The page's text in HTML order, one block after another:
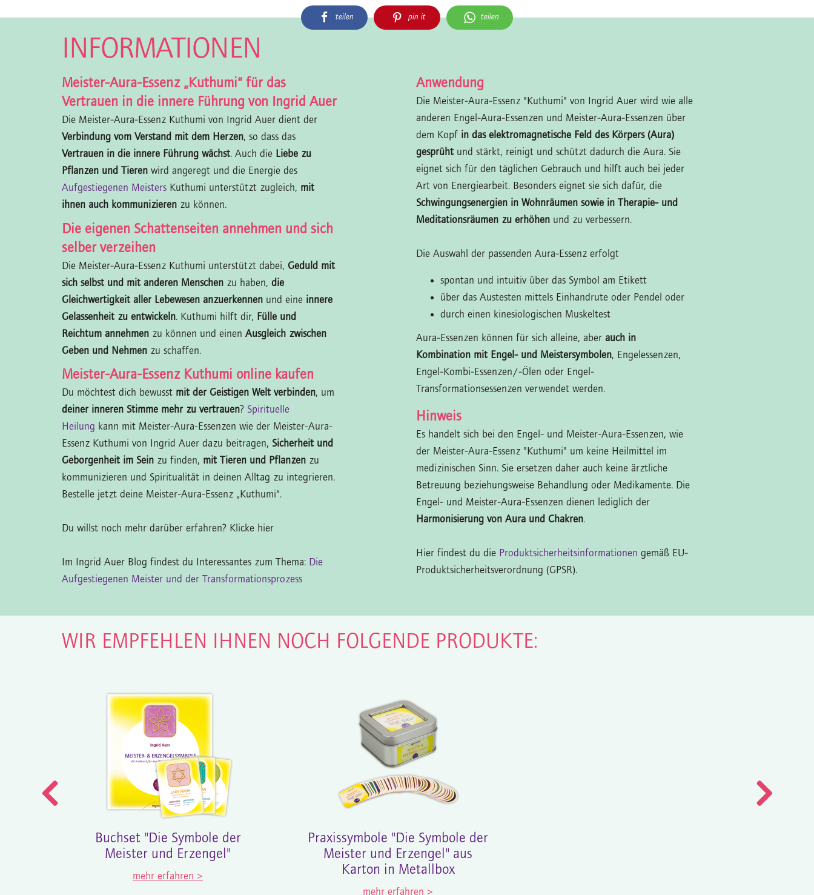
teilen pin it teilen
INFORMATIONEN
Meister-Aura-Essenz „Kuthumi“ für das
Vertrauen in die innere Führung von Ingrid Auer
Die Meister-Aura-Essenz Kuthumi von Ingrid Auer dient der
Verbindung vom Verstand mit dem Herzen, so dass das
Vertrauen in die innere Führung wächst. Auch die Liebe zu
Pflanzen und Tieren wird angeregt und die Energie des
Aufgestiegenen Meisters Kuthumi unterstützt zugleich, mit
ihnen auch kommunizieren zu können.
Die eigenen Schattenseiten annehmen und sich
selber verzeihen
Die Meister-Aura-Essenz Kuthumi unterstützt dabei, Geduld mit
sich selbst und mit anderen Menschen zu haben, die
Gleichwertigkeit aller Lebewesen anzuerkennen und eine innere
Gelassenheit zu entwickeln. Kuthumi hilft dir, Fülle und
Reichtum annehmen zu können und einen Ausgleich zwischen
Geben und Nehmen zu schaffen.
Meister-Aura-Essenz Kuthumi online kaufen
Du möchtest dich bewusst mit der Geistigen Welt verbinden, um
deiner inneren Stimme mehr zu vertrauen? Spirituelle
Heilung kann mit Meister-Aura-Essenzen wie der Meister-Aura-
Essenz Kuthumi von Ingrid Auer dazu beitragen, Sicherheit und
Geborgenheit im Sein zu finden, mit Tieren und Pflanzen zu
kommunizieren und Spiritualität in deinen Alltag zu integrieren.
Bestelle jetzt deine Meister-Aura-Essenz „Kuthumi“.
Du willst noch mehr darüber erfahren? Klicke hier
Im Ingrid Auer Blog findest du Interessantes zum Thema: Die
Aufgestiegenen Meister und der Transformationsprozess
Anwendung
Die Meister-Aura-Essenz "Kuthumi" von Ingrid Auer wird wie alle
anderen Engel-Aura-Essenzen und Meister-Aura-Essenzen über
dem Kopf in das elektromagnetische Feld des Körpers (Aura)
gesprüht und stärkt, reinigt und schützt dadurch die Aura. Sie
eignet sich für den täglichen Gebrauch und hilft auch bei jeder
Art von Energiearbeit. Besonders eignet sie sich dafür, die
Schwingungsenergien in Wohnräumen sowie in Therapie- und
Meditationsräumen zu erhöhen und zu verbessern.
Die Auswahl der passenden Aura-Essenz erfolgt
spontan und intuitiv über das Symbol am Etikett
über das Austesten mittels Einhandrute oder Pendel oder
durch einen kinesiologischen Muskeltest
Aura-Essenzen können für sich alleine, aber auch in
Kombination mit Engel- und Meistersymbolen, Engelessenzen,
Engel-Kombi-Essenzen/-Ölen oder Engel-
Transformationsessenzen verwendet werden.
Hinweis
Es handelt sich bei den Engel- und Meister-Aura-Essenzen, wie
der Meister-Aura-Essenz "Kuthumi" um keine Heilmittel im
medizinischen Sinn. Sie ersetzen daher auch keine ärztliche
Betreuung beziehungsweise Behandlung oder Medikamente. Die
Engel- und Meister-Aura-Essenzen dienen lediglich der
Harmonisierung von Aura und Chakren.
Hier findest du die Produktsicherheitsinformationen gemäß EU-
Produktsicherheitsverordnung (GPSR).
WIR EMPFEHLEN IHNEN NOCH FOLGENDE PRODUKTE:
Buchset "Die Symbole der
Meister und Erzengel"
mehr erfahren >
Praxissymbole "Die Symbole der
Meister und Erzengel" aus
Karton in Metallbox
mehr erfahren >